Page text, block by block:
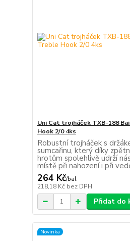
Uni Cat trojháček TXB-188
Hook 2/0 4ks
Robustní trojháček s
sumcařinu, který díky
hrotům spolehlivě udrží
místě při nahození i při
264 Kč/bal
218,18 Kč bez DPH
Přidat do
Novinka